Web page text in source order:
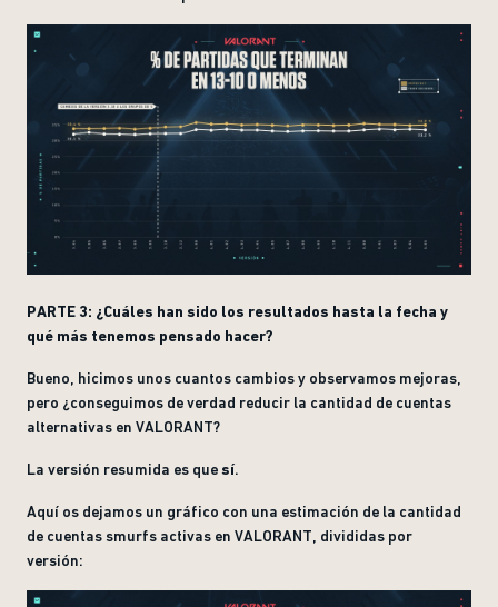
PARTE 3: ¿Cuáles han sido los resultados hasta la fecha y
qué más tenemos pensado hacer?
Bueno, hicimos unos cuantos cambios y observamos mejoras,
pero ¿conseguimos de verdad reducir la cantidad de cuentas
alternativas en VALORANT?
La versión resumida es quesí.
Aquí os dejamos un gráfico con una estimación de la cantidad
de cuentas smurfs activas en VALORANT, divididas por
versión: